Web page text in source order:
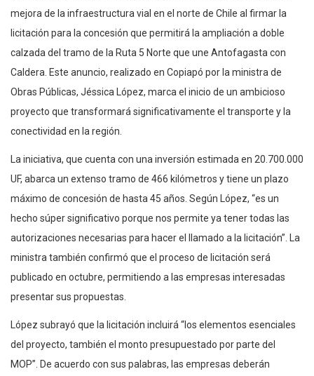
mejora de la infraestructura vial en el norte de Chile al firmar la
licitación para la concesión que permitirá la ampliación a doble
calzada del tramo de la Ruta 5 Norte que une Antofagasta con
Caldera. Este anuncio, realizado en Copiapó por la ministra de
Obras Públicas, Jéssica López, marca el inicio de un ambicioso
proyecto que transformará significativamente el transporte y la
conectividad en la región.
La iniciativa, que cuenta con una inversión estimada en 20.700.000
UF, abarca un extenso tramo de 466 kilómetros y tiene un plazo
máximo de concesión de hasta 45 años. Según López, “es un
hecho súper significativo porque nos permite ya tener todas las
autorizaciones necesarias para hacer el llamado a la licitación”. La
ministra también confirmó que el proceso de licitación será
publicado en octubre, permitiendo a las empresas interesadas
presentar sus propuestas.
López subrayó que la licitación incluirá “los elementos esenciales
del proyecto, también el monto presupuestado por parte del
MOP”. De acuerdo con sus palabras, las empresas deberán